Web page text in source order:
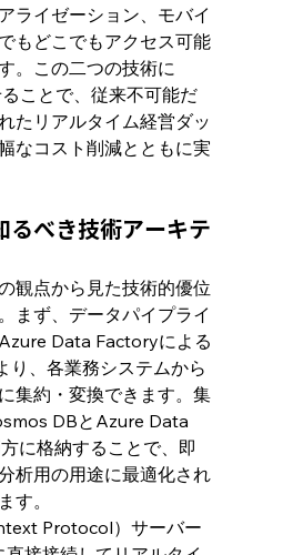
ライゼーション、モバイ
もどこでもアクセス可能
。この二つの技術に
ことで、従来不可能だ
たリアルタイム経営ダッ
なコスト削減とともに実
るべき技術アーキテ
観点から見た技術的優位
まず、データパイプライ
Data Factoryによる
り、各業務システムから
集約・変換できます。集
DBとAzure Data
に格納することで、即
析用の用途に最適化され
す。
Protocol）サーバー